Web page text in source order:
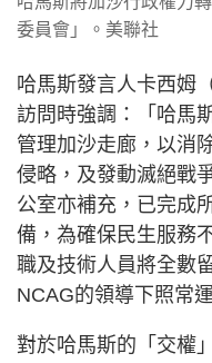
委員會」。美聯社
哈馬斯發言人卡西姆
訪問時強調：「哈馬
管理加沙走廊，以消
侵略，及發動滅絕戰
公室亦補充，已完成
備，為確保民生服務
職及技術人員將全數
NCAG的領導下照常
對於哈馬斯的「交權